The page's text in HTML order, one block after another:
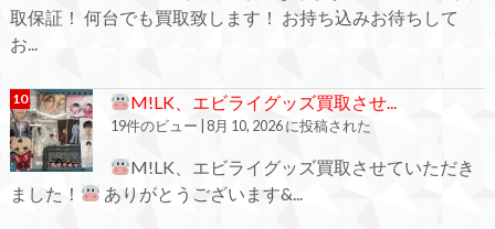
取保証！ 何台でも買取致します！ お持ち込みお待ちして
お...
M!LK、エビライグッズ買取させ...
19件のビュー 8月 10, 2026 に投稿された
M!LK、エビライグッズ買取させていただき
ました！
ありがとうございます&...